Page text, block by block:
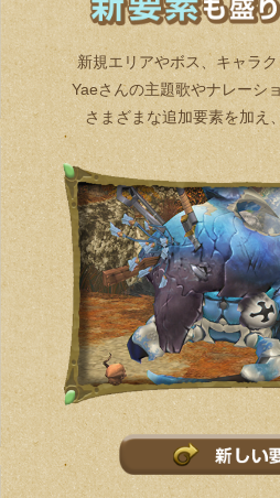
新規エリアやボス、キャラ
Yaeさんの主題歌やナレーシ
さまざまな追加要素を加え